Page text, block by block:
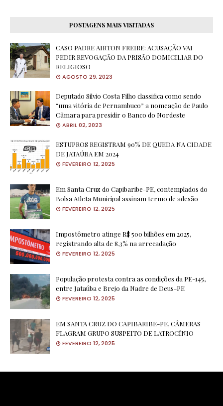
POSTAGENS MAIS VISITADAS
CASO PADRE AIRTON FREIRE: ACUSAÇÃO VAI
PEDIR REVOGAÇÃO DA PRISÃO DOMICILIAR DO
RELIGIOSO
AGOSTO 29, 2023
Deputado Silvio Costa Filho classifica como sendo
“uma vitória de Pernambuco” a nomeação de Paulo
Câmara para presidir o Banco do Nordeste
ABRIL 02, 2023
ESTUPROS REGISTRAM 90% DE QUEDA NA CIDADE
DE JATAÚBA EM 2024
FEVEREIRO 12, 2025
Em Santa Cruz do Capibaribe-PE, contemplados do
Bolsa Atleta Municipal assinam termo de adesão
FEVEREIRO 12, 2025
Impostômetro atinge R$ 500 bilhões em 2025,
registrando alta de 8,3% na arrecadação
FEVEREIRO 12, 2025
População protesta contra as condições da PE-145,
entre Jataúba e Brejo da Nadre de Deus-PE
FEVEREIRO 12, 2025
EM SANTA CRUZ DO CAPIBARIBE-PE, CÂMERAS
FLAGRAM GRUPO SUSPEITO DE LATROCÍNIO
FEVEREIRO 12, 2025